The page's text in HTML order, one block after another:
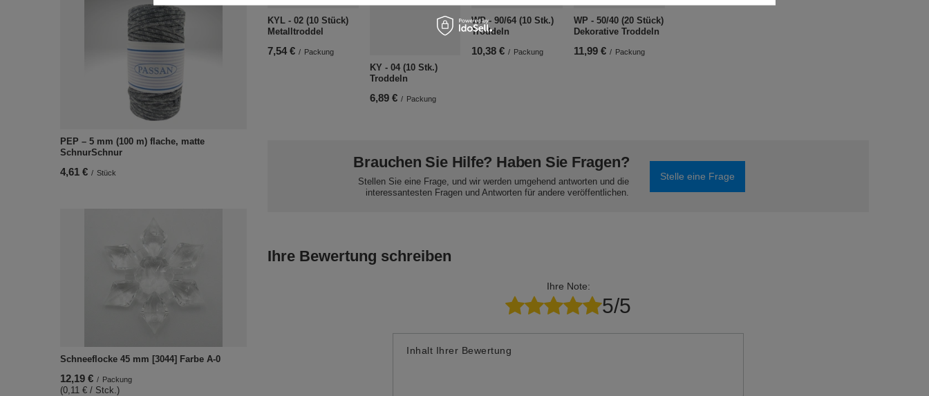
PEP – 5 mm (100 m) flache, matte
SchnurSchnur
4,61 € / Stück
Schneeflocke 45 mm [3044] Farbe A-0
12,19 € / Packung
(0,11 € / Stck.)
KYL - 02 (10 Stück)
Metalltroddel
7,54 € / Packung
KY - 04 (10 Stk.)
Troddeln
6,89 € / Packung
WP - 90/64 (10 Stk.)
Troddeln
10,38 € / Packung
WP - 50/40 (20 Stück)
Dekorative Troddeln
11,99 € / Packung
Brauchen Sie Hilfe? Haben Sie Fragen?
Stellen Sie eine Frage, und wir werden umgehend antworten und die
interessantesten Fragen und Antworten für andere veröffentlichen.
Stelle eine Frage
Ihre Bewertung schreiben
Ihre Note:
5/5
Inhalt Ihrer Bewertung